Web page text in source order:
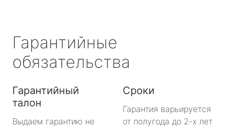
Гарантийные
обязательства
Гарантийный
талон
Выдаем гарантию не
Сроки
Гарантия варьируется
от полугода до 2-х лет